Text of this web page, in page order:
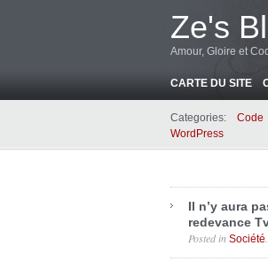
Ze's
Amour, Gloire et
CARTE DU SITE
Categories: Code
WordPress
Il n’y aura
redevance
Posted in Société